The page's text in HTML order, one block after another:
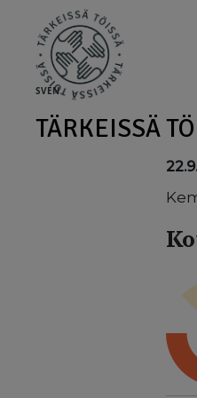
SVEN
TÄRKEISSÄ